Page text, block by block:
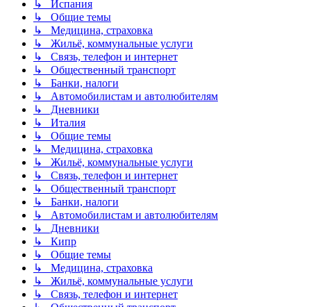
↳ Испания
↳ Общие темы
↳ Медицина, страховка
↳ Жильё, коммунальные услуги
↳ Связь, телефон и интернет
↳ Общественный транспорт
↳ Банки, налоги
↳ Автомобилистам и автолюбителям
↳ Дневники
↳ Италия
↳ Общие темы
↳ Медицина, страховка
↳ Жильё, коммунальные услуги
↳ Связь, телефон и интернет
↳ Общественный транспорт
↳ Банки, налоги
↳ Автомобилистам и автолюбителям
↳ Дневники
↳ Кипр
↳ Общие темы
↳ Медицина, страховка
↳ Жильё, коммунальные услуги
↳ Связь, телефон и интернет